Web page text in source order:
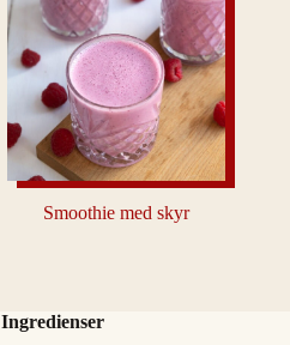
Smoothie med skyr
Ingredienser